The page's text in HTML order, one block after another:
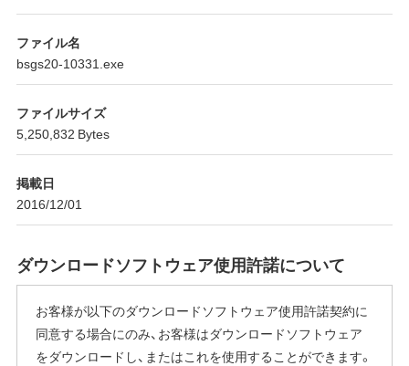
ファイル名
bsgs20-10331.exe
ファイルサイズ
5,250,832 Bytes
掲載日
2016/12/01
ダウンロードソフトウェア使用許諾について
お客様が以下のダウンロードソフトウェア使用許諾契約に
同意する場合にのみ、お客様はダウンロードソフトウェア
をダウンロードし、またはこれを使用することができます。